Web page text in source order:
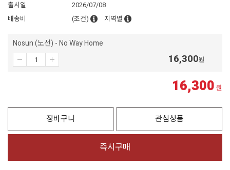
출시일
2026/07/08
배송비
(조건) 지역별
Nosun (노선) - No Way Home
16,300원
16,300 원
장바구니 관심상품
즉시구매